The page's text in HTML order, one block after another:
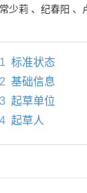
常少莉 、 纪春阳 、
1 标准状态
2 基础信息
3 起草单位
4 起草人